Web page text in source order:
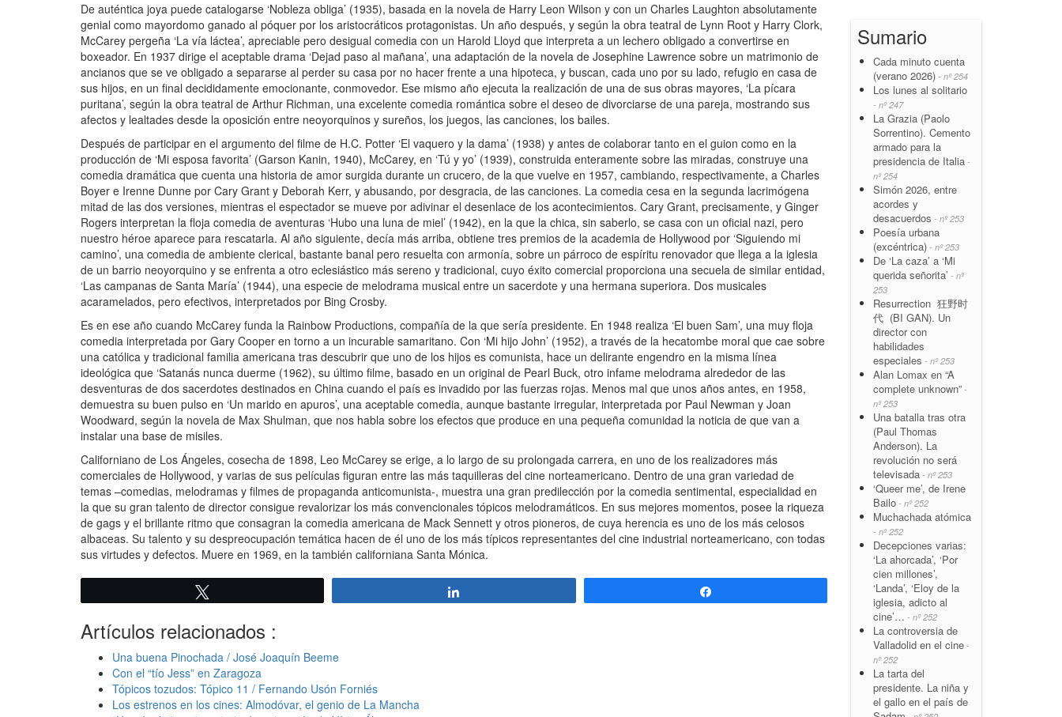
De auténtica joya puede catalogarse ‘Nobleza obliga’ (1935), basada en la novela de Harry Leon Wilson y con un Charles Laughton absolutamente
genial como mayordomo ganado al póquer por los aristocráticos protagonistas. Un año después, y según la obra teatral de Lynn Root y Harry Clork,
McCarey pergeña ‘La vía láctea’, apreciable pero desigual comedia con un Harold Lloyd que interpreta a un lechero obligado a convertirse en
boxeador. En 1937 dirige el aceptable drama ‘Dejad paso al mañana’, una adaptación de la novela de Josephine Lawrence sobre un matrimonio de
ancianos que se ve obligado a separarse al perder su casa por no hacer frente a una hipoteca, y buscan, cada uno por su lado, refugio en casa de
sus hijos, en un final decididamente emocionante, conmovedor. Ese mismo año ejecuta la realización de una de sus obras mayores, ‘La pícara
puritana’, según la obra teatral de Arthur Richman, una excelente comedia romántica sobre el deseo de divorciarse de una pareja, mostrando sus
afectos y lealtades desde la oposición entre neoyorquinos y sureños, los juegos, las canciones, los bailes.
Después de participar en el argumento del filme de H.C. Potter ‘El vaquero y la dama’ (1938) y antes de colaborar tanto en el guion como en la
producción de ‘Mi esposa favorita’ (Garson Kanin, 1940), McCarey, en ‘Tú y yo’ (1939), construida enteramente sobre las miradas, construye una
comedia dramática que cuenta una historia de amor surgida durante un crucero, de la que vuelve en 1957, cambiando, respectivamente, a Charles
Boyer e Irenne Dunne por Cary Grant y Deborah Kerr, y abusando, por desgracia, de las canciones. La comedia cesa en la segunda lacrimógena
mitad de las dos versiones, mientras el espectador se mueve por adivinar el desenlace de los acontecimientos. Cary Grant, precisamente, y Ginger
Rogers interpretan la floja comedia de aventuras ‘Hubo una luna de miel’ (1942), en la que la chica, sin saberlo, se casa con un oficial nazi, pero
nuestro héroe aparece para rescatarla. Al año siguiente, decía más arriba, obtiene tres premios de la academia de Hollywood por ‘Siguiendo mi
camino’, una comedia de ambiente clerical, bastante banal pero resuelta con armonía, sobre un párroco de espíritu renovador que llega a la iglesia
de un barrio neoyorquino y se enfrenta a otro eclesiástico más sereno y tradicional, cuyo éxito comercial proporciona una secuela de similar entidad,
‘Las campanas de Santa María’ (1944), una especie de melodrama musical entre un sacerdote y una hermana superiora. Dos musicales
acaramelados, pero efectivos, interpretados por Bing Crosby.
Es en ese año cuando McCarey funda la Rainbow Productions, compañía de la que sería presidente. En 1948 realiza ‘El buen Sam’, una muy floja
comedia interpretada por Gary Cooper en torno a un incurable samaritano. Con ‘Mi hijo John’ (1952), a través de la hecatombe moral que cae sobre
una católica y tradicional familia americana tras descubrir que uno de los hijos es comunista, hace un delirante engendro en la misma línea
ideológica que ‘Satanás nunca duerme (1962), su último filme, basado en un original de Pearl Buck, otro infame melodrama alrededor de las
desventuras de dos sacerdotes destinados en China cuando el país es invadido por las fuerzas rojas. Menos mal que unos años antes, en 1958,
demuestra su buen pulso en ‘Un marido en apuros’, una aceptable comedia, aunque bastante irregular, interpretada por Paul Newman y Joan
Woodward, según la novela de Max Shulman, que nos habla sobre los efectos que produce en una pequeña comunidad la noticia de que van a
instalar una base de misiles.
Californiano de Los Ángeles, cosecha de 1898, Leo McCarey se erige, a lo largo de su prolongada carrera, en uno de los realizadores más
comerciales de Hollywood, y varias de sus películas figuran entre las más taquilleras del cine norteamericano. Dentro de una gran variedad de
temas –comedias, melodramas y filmes de propaganda anticomunista-, muestra una gran predilección por la comedia sentimental, especialidad en
la que su gran talento de director consigue revalorizar los más convencionales tópicos melodramáticos. En sus mejores momentos, posee la riqueza
de gags y el brillante ritmo que consagran la comedia americana de Mack Sennett y otros pioneros, de cuya herencia es uno de los más celosos
albaceas. Su talento y su despreocupación temática hacen de él uno de los más típicos representantes del cine industrial norteamericano, con todas
sus virtudes y defectos. Muere en 1969, en la también californiana Santa Mónica.
Artículos relacionados :
Una buena Pinochada / José Joaquín Beeme
Con el “tío Jess” en Zaragoza
Tópicos tozudos: Tópico 11 / Fernando Usón Forniés
Los estrenos en los cines: Almodóvar, el genio de La Mancha
Sumario
Cada minuto cuenta
(verano 2026) - nº 254
Los lunes al solitario
- nº 247
La Grazia (Paolo
Sorrentino). Cemento
armado para la
presidencia de Italia -
nº 254
Simón 2026, entre
acordes y
desacuerdos - nº 253
Poesía urbana
(excéntrica) - nº 253
De ‘La caza’ a ‘Mi
querida señorita’ - nº
253
Resurrection 狂野时
代 (BI GAN). Un
director con
habilidades
especiales - nº 253
Alan Lomax en “A
complete unknown” -
nº 253
Una batalla tras otra
(Paul Thomas
Anderson). La
revolución no será
televisada - nº 253
‘Queer me’, de Irene
Bailo - nº 252
Muchachada atómica
- nº 252
Decepciones varias:
‘La ahorcada’, ‘Por
cien millones’,
‘Landa’, ‘Eloy de la
iglesia, adicto al
cine’… - nº 252
La controversia de
Valladolid en el cine -
nº 252
La tarta del
presidente. La niña y
el gallo en el país de